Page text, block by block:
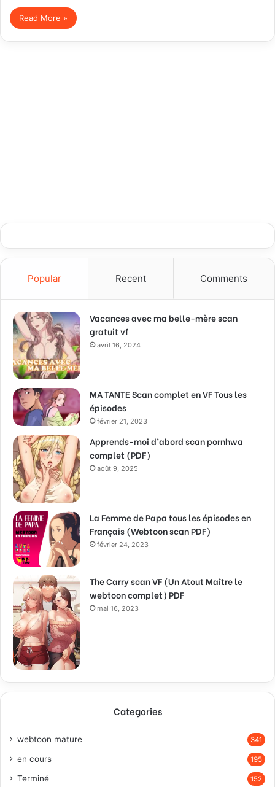
Read More »
Popular Recent Comments
Vacances avec ma belle-mère scan
gratuit vf
avril 16, 2024
MA TANTE Scan complet en VF Tous les
épisodes
février 21, 2023
Apprends-moi d’abord scan pornhwa
complet (PDF)
août 9, 2025
La Femme de Papa tous les épisodes en
Français (Webtoon scan PDF)
février 24, 2023
The Carry scan VF (Un Atout Maître le
webtoon complet) PDF
mai 16, 2023
Categories
webtoon mature 341
en cours 195
Terminé 152